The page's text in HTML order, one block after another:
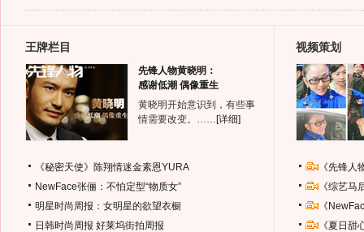
王牌栏目
先锋人物黄晓明：
感谢低潮 偶像重生
黄晓明开始意识到，有些事
情需要改变。…… [详细]
《秘密天使》陈翔情迷金素恩YURA
NewFace张俪：不怕定型“物质女”
明星时尚周报：女明星的欲望衣橱
日韩时尚周报 好莱坞街拍周报
视频策划
《先锋
《综艺
《
《夏日